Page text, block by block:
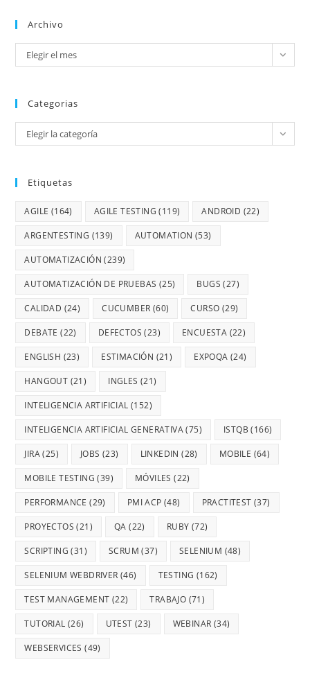
Archivo
Elegir el mes
Categorias
Elegir la categoría
Etiquetas
AGILE (164) AGILE TESTING (119) ANDROID (22)
ARGENTESTING (139) AUTOMATION (53)
AUTOMATIZACIÓN (239)
AUTOMATIZACIÓN DE PRUEBAS (25) BUGS (27)
CALIDAD (24) CUCUMBER (60) CURSO (29)
DEBATE (22) DEFECTOS (23) ENCUESTA (22)
ENGLISH (23) ESTIMACIÓN (21) EXPOQA (24)
HANGOUT (21) INGLES (21)
INTELIGENCIA ARTIFICIAL (152)
INTELIGENCIA ARTIFICIAL GENERATIVA(75) ISTQB (166)
JIRA(25) JOBS (23) LINKEDIN (28) MOBILE (64)
MOBILE TESTING (39) MÓVILES (22)
PERFORMANCE (29) PMI ACP (48) PRACTITEST (37)
PROYECTOS (21) QA (22) RUBY (72)
SCRIPTING (31) SCRUM (37) SELENIUM (48)
SELENIUM WEBDRIVER (46) TESTING (162)
TEST MANAGEMENT (22) TRABAJO (71)
TUTORIAL (26) UTEST (23) WEBINAR (34)
WEBSERVICES (49)